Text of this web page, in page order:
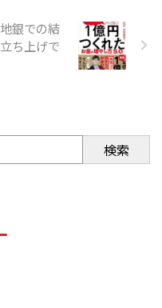
銀での結
ち上げで
検索